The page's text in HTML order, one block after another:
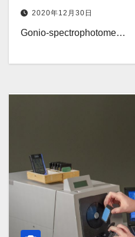
2020年12月30日
Gonio-spectrophotome…